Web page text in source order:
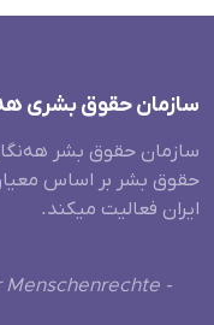
سازمان حقوق بشری
سازمان حقوق بشر
حقوق بشر بر اساس
ایران فعالیت میکند.
-